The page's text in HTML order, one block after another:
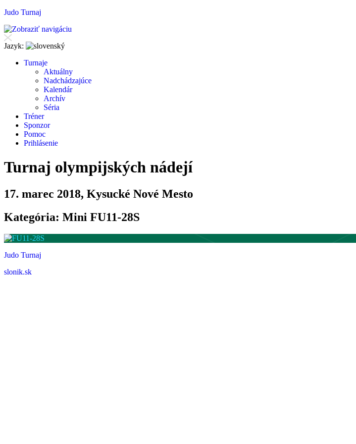
Judo Turnaj
Jazyk:
Turnaje
Aktuálny
Nadchádzajúce
Kalendár
Archív
Séria
Tréner
Sponzor
Pomoc
Prihlásenie
Turnaj olympijských nádejí
17. marec 2018, Kysucké Nové Mesto
Kategória: Mini FU11-28S
Judo Turnaj
slonik.sk